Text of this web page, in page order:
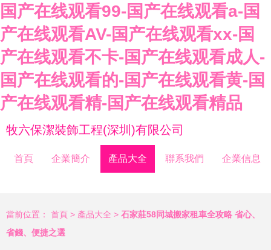
国产在线观看99-国产在线观看a-国
产在线观看AV-国产在线观看xx-国
产在线观看不卡-国产在线观看成人-
国产在线观看的-国产在线观看黄-国
产在线观看精-国产在线观看精品
牧六保潔裝飾工程(深圳)有限公司
首頁 企業簡介 產品大全 聯系我們 企業信息
當前位置： 首頁 > 產品大全 > 石家莊58同城搬家租車全攻略 省心、
省錢、便捷之選